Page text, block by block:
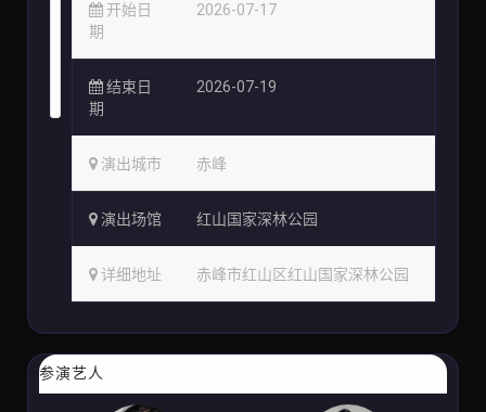
开始日
期
2026-07-17
结束日
期
2026-07-19
演出城市 赤峰
演出场馆 红山国家深林公园
详细地址 赤峰市红山区红山国家深林公园
参演艺人